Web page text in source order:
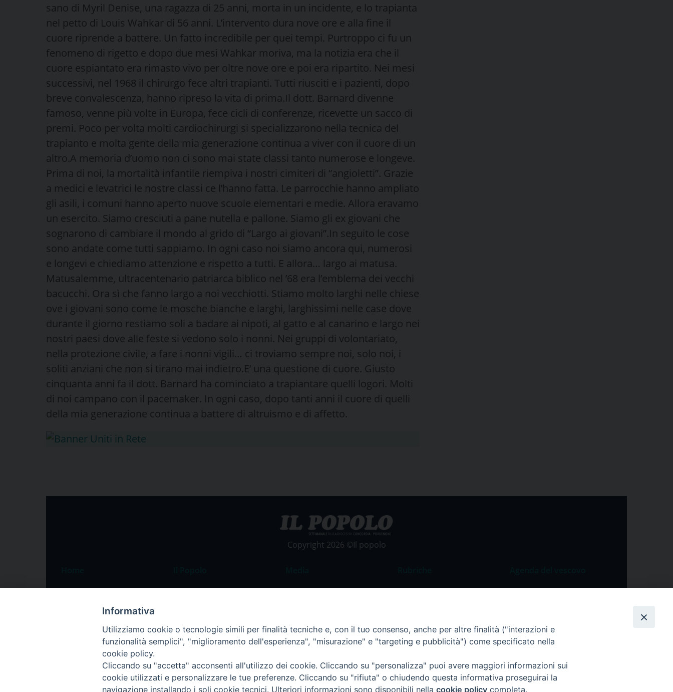
sano di Myril Denise, una ragazza di 25 anni, morta in un incidente, e lo trapianta
nel petto di Louis Wahkar di 56 anni. L’intervento dura nove ore e alla fine il
cuore riprende a battere. Un fatto incredibile per quei tempi. Purtroppo ci fu un
fenomeno di rigetto e dopo due mesi Wahkar moriva, ma la notizia era che il
cuore espiantato era rimasto vivo per oltre nove ore e poi era ripartito. Nei mesi
successivi, nel 1968 il chirurgo fece altri trapianti. Tutti riusciti e i pazienti, dopo
breve convalescenza, hanno ripreso la vita di prima.Il dott. Barnard divenne
famoso, venne più volte in Europa, fece cicli di conferenze, ricevette un sacco di
premi. Poco per volta molti cardiochirurgi si specializzarono nella tecnica del
trapianto e molta gente della mia generazione continua a viver con il cuore di un
altro.A memoria d’uomo non ci sono mai state classi tanto numerose e longeve.
Prima di noi, la mortalità infantile riempiva i nostri cimiteri di “angioletti”. Grazie
a medici e levatrici le nostre classi ce l’hanno fatta. Le parrocchie hanno ampliato
gli asili, i comuni hanno aperto nuove scuole elementari e medie. Allora eravamo
un esercito. Siamo cresciuti a pane nutella e pallone. Siamo gli ex giovani che
sognarono di cambiare il mondo al grido di “Largo ai giovani”.In seguito le cose
sono andate come tutti sappiamo. In ogni caso noi siamo ancora qui, numerosi
e longevi e chiediamo attenzione e rispetto a tutti. E allora… largo ai matusa.
Matusalemme, ultracentenario patriarca biblico nel ’68 era l’emblema dei vecchi
bacucchi. Ora sì che fanno largo a noi vecchiotti. Stiamo molto larghi nelle chiese
ove i giovani sono come le mosche bianche e larghi, larghissimi nelle case dove
durante il giorno restiamo soli a badare ai nipoti, al gatto e al canarino e largo nei
nostri paesi dove alle feste si vedono solo i nonni. Nei gruppi di volontariato,
nella protezione civile, a fare i nonni vigili… ci troviamo sempre noi, solo noi, i
soliti anziani che non si tirano mai indietro.E’ una questione di cuore. Giusto
cinquanta anni fa il dott. Barnard ha cominciato a trapiantare quelli logori. Molti
di noi campano con il pacemaker. In ogni caso, dopo tanti anni il cuore di quelli
della mia generazione continua a battere di altruismo e di affetto.
Copyright 2026 ©Il popolo
Speciali
Pordenone
Portogruaro
Friuli Occidentale
Veneto Orientale
Il settimanale
La redazione
Pubblicità
Foto
Commento al Vangelo
Costume e Società
Apostolato della Preghiera
Regione FVG
Agenda del vescovo
Informativa
Utilizziamo cookie o tecnologie simili per finalità tecniche e, con il tuo consenso, anche per altre finalità ("interazioni e
funzionalità semplici", "miglioramento dell'esperienza", "misurazione" e "targeting e pubblicità") come specificato nella
cookie policy.
Cliccando su "accetta" acconsenti all'utilizzo dei cookie. Cliccando su "personalizza" puoi avere maggiori informazioni sui
cookie utilizzati e personalizzare le tue preferenze. Cliccando su "rifiuta" o chiudendo questa informativa proseguirai la
navigazione installando i soli cookie tecnici. Ulteriori informazioni sono disponibili nella cookie policy completa.